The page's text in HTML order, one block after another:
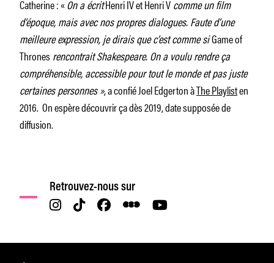
Catherine : «On a écritHenri IV et Henri Vcomme un film
d’époque, mais avec nos propres dialogues. Faute d’une
meilleure expression, je dirais que c’est comme siGame of
Thronesrencontrait Shakespeare.On a voulu rendre ça
compréhensible, accessible pour tout le monde et pas juste
certaines personnes », a confié Joel Edgerton àThe Playlisten
2016. On espère découvrir ça dès 2019, date supposée de
diffusion.
Retrouvez-nous sur